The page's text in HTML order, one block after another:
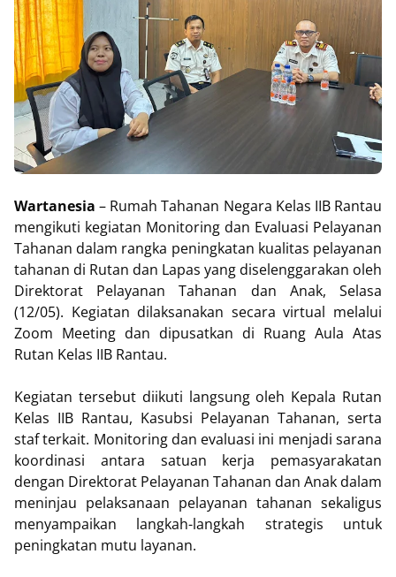
Wartanesia– Rumah Tahanan Negara Kelas IIB Rantau
mengikuti kegiatan Monitoring dan Evaluasi Pelayanan
Tahanan dalam rangka peningkatan kualitas pelayanan
tahanan di Rutan dan Lapas yang diselenggarakan oleh
Direktorat Pelayanan Tahanan dan Anak, Selasa
(12/05). Kegiatan dilaksanakan secara virtual melalui
Zoom Meeting dan dipusatkan di Ruang Aula Atas
Rutan Kelas IIB Rantau.
Kegiatan tersebut diikuti langsung oleh Kepala Rutan
Kelas IIB Rantau, Kasubsi Pelayanan Tahanan, serta
staf terkait. Monitoring dan evaluasi ini menjadi sarana
koordinasi antara satuan kerja pemasyarakatan
dengan Direktorat Pelayanan Tahanan dan Anak dalam
meninjau pelaksanaan pelayanan tahanan sekaligus
menyampaikan langkah-langkah strategis untuk
peningkatan mutu layanan.